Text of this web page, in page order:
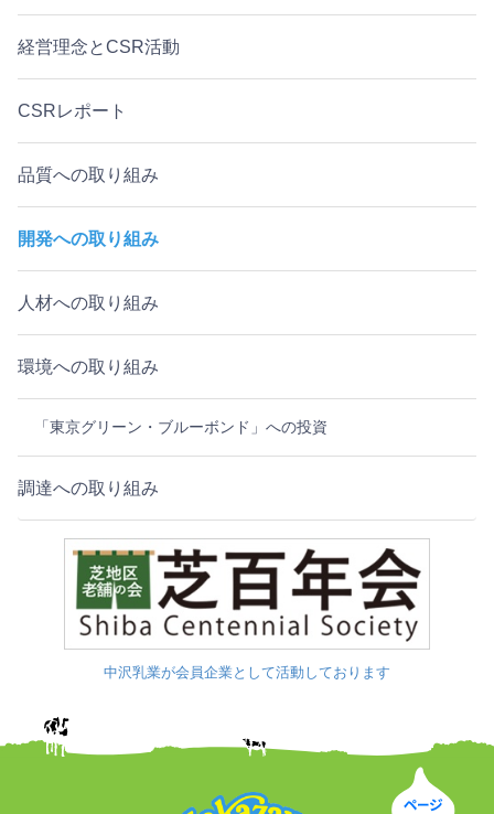
経営理念とCSR活動
CSRレポート
品質への取り組み
開発への取り組み
人材への取り組み
環境への取り組み
「東京グリーン・ブルーボンド」への投資
調達への取り組み
中沢乳業が会員企業として活動しております